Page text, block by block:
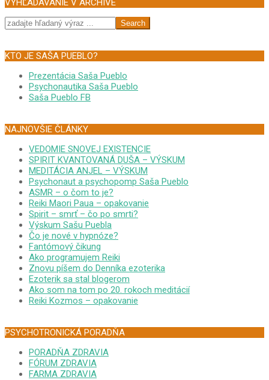
Search
KTO JE SAŠA PUEBLO?
Prezentácia Saša Pueblo
Psychonautika Saša Pueblo
Saša Pueblo FB
NAJNOVŠIE ČLÁNKY
VEDOMIE SNOVEJ EXISTENCIE
SPIRIT KVANTOVANÁ DUŠA – VÝSKUM
MEDITÁCIA ANJEL – VÝSKUM
Psychonaut a psychopomp Saša Pueblo
ASMR – o čom to je?
Reiki Maori Paua – opakovanie
Spirit – smrť – čo po smrti?
Výskum Sašu Puebla
Čo je nové v hypnóze?
Fantómový čikung
Ako programujem Reiki
Znovu píšem do Denníka ezoterika
Ezoterik sa stal blogerom
Ako som na tom po 20. rokoch meditácií
Reiki Kozmos – opakovanie
PSYCHOTRONICKÁ PORADŇA
PORADŇA ZDRAVIA
FÓRUM ZDRAVIA
FARMA ZDRAVIA